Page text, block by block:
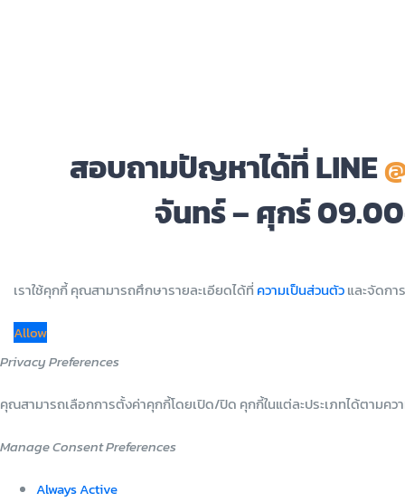
สอบถามปัญหาได้ที่ LINE
จันทร์ – ศุกร์
เราใช้คุกกี้ คุณสามารถศึกษารายละเอียดได้ที่ ความเป็นส่วนตัวและจัดกา
Allow
Privacy Preferences
คุณสามารถเลือกการตั้งค่าคุกกี้โดยเปิด/ปิด คุกกี้ในแต่ละประเภทได้ตามคว
Manage Consent Preferences
Always Active